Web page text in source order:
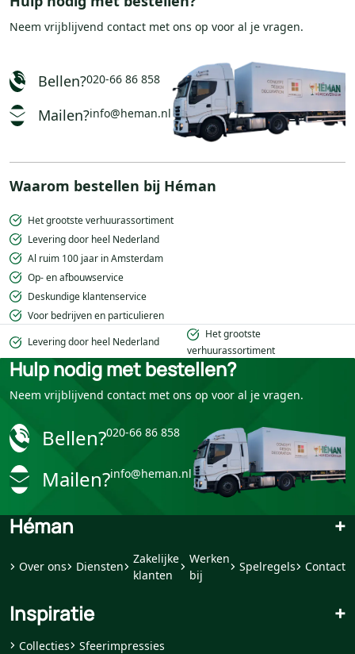
Neem vrijblijvend contact met ons op voor al je vragen.
Bellen?020-66 86 858
Mailen?info@heman.nl
Waarom bestellen bij Héman
Het grootste verhuurassortiment
Levering door heel Nederland
Al ruim 100 jaar in Amsterdam
Op- en afbouwservice
Deskundige klantenservice
Voor bedrijven en particulieren
Levering door heel Nederland
Het grootste
verhuurassortiment
Hulp nodig met bestellen?
Neem vrijblijvend contact met ons op voor al je vragen.
Bellen?020-66 86 858
Mailen?info@heman.nl
Héman +
Over ons Diensten
Zakelijke
klanten
Werken
bij
Spelregels Contact
Inspiratie +
Collecties Sfeerimpressies